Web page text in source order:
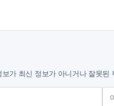
가 최신 정보가 아니거나 잘못된